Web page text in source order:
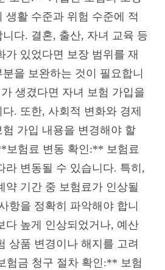
생활 수준과 위험 수준에 적
다. 결혼, 출산, 자녀 교육 등
가 있었다면 보장 범위를 재
을 보완하는 것이 필요합니
생겼다면 자녀 보험 가입을
. 또한, 사회적 변화와 경제
가입 내용을 변경해야 할
보험료 변동 확인:** 보험료
라 변동될 수 있습니다. 특히,
약 기간 중 보험료가 인상될
항을 정확히 파악해야 합니
다 높게 인상되었거나, 예산
상품 변경이나 해지를 고려
험금 청구 절차 확인:** 보험